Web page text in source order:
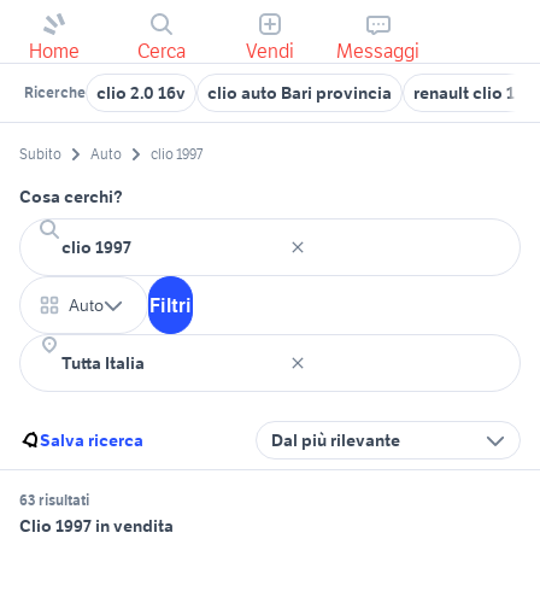
Home Cerca Vendi Messaggi
Ricerche clio 2.0 16v clio auto Bari provincia renault clio 1.8
Subito Auto clio 1997
Cosa cerchi?
Auto Filtri
Salva ricerca Dal più rilevante
63 risultati
Clio 1997 in vendita